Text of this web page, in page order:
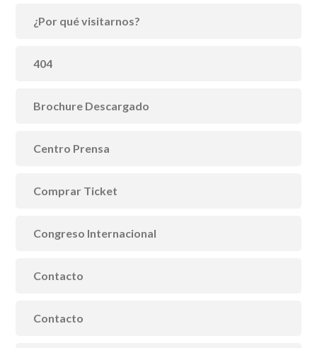
¿Por qué visitarnos?
404
Brochure Descargado
Centro Prensa
Comprar Ticket
Congreso Internacional
Contacto
Contacto